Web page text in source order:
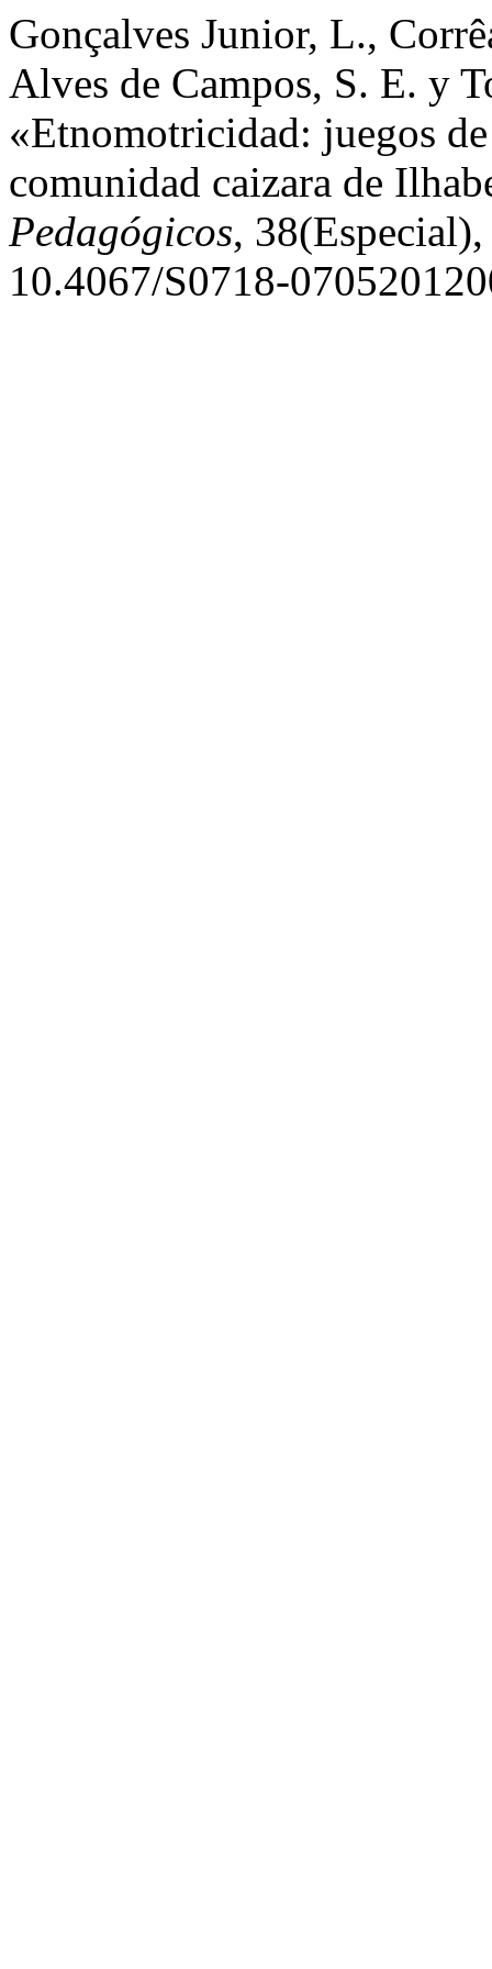
Gonçalves Junior, L.,
Alves de Campos, S. E. y
«Etnomotricidad: juegos
comunidad caizara de
Pedagógicos,
10.4067/S0718-